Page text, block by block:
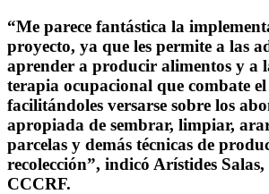
“Me parece fantástica la
proyecto, ya que les permite a las
aprender a producir alimentos y a
terapia ocupacional que combate el
facilitándoles versarse sobre los
apropiada de sembrar, limpiar,
parcelas y demás técnicas de
recolección”, indicó Arístides
CCCRF.